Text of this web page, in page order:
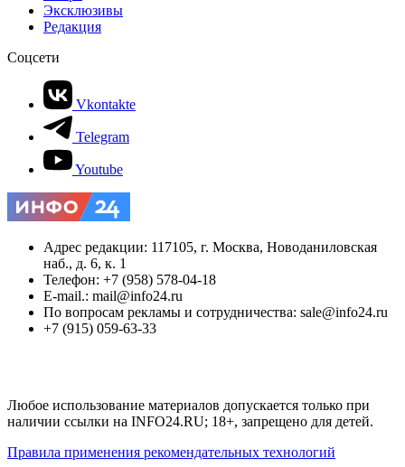
Эксклюзивы
Редакция
Соцсети
Vkontakte
Telegram
Youtube
Адрес редакции: 117105, г. Москва, Новоданиловская
наб., д. 6, к. 1
Телефон: +7 (958) 578-04-18
E-mail.: mail@info24.ru
По вопросам рекламы и сотрудничества: sale@info24.ru
+7 (915) 059-63-33
Любое использование материалов допускается только при
наличии ссылки на INFO24.RU; 18+, запрещено для детей.
Правила применения рекомендательных технологий